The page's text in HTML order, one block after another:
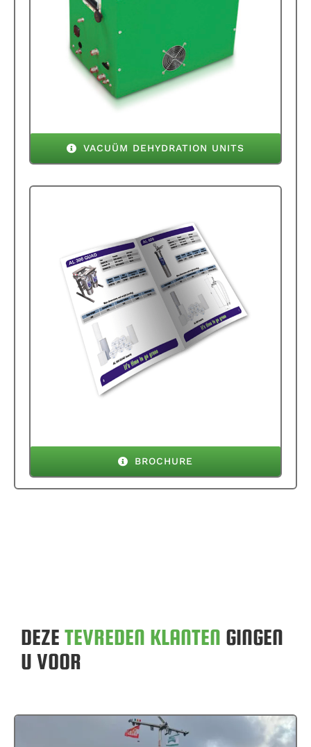
VACUÜM DEHYDRATION UNITS
BROCHURE
DEZE TEVREDEN KLANTEN GINGEN
U VOOR